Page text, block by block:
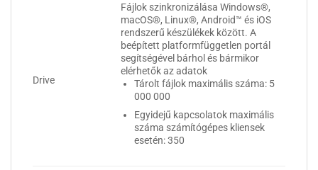
Drive
Fájlok szinkronizálása Windows®,
macOS®, Linux®, Android™ és iOS
rendszerű készülékek között. A
beépített platformfüggetlen portál
segítségével bárhol és bármikor
elérhetők az adatok
Tárolt fájlok maximális száma: 5
000 000
Egyidejű kapcsolatok maximális
száma számítógépes kliensek
esetén: 350